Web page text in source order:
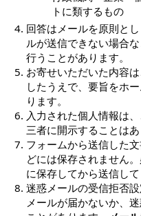
トに類するもの
回答はメールを原則と
ルが送信できない場合
行うことがあります。
お寄せいただいた内容
したうえで、要旨をホ
ります。
入力された個人情報は
三者に開示することはあ
フォームから送信した
どには保存されません
に保存してから送信して
迷惑メールの受信拒否
メールが届かないか、